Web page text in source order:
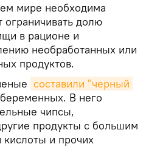
мире необходима
ограничивать долю
в рационе и
необработанных или
продуктов.
составили "черный
В него
чипсы,
продукты с большим
кислоты и прочих